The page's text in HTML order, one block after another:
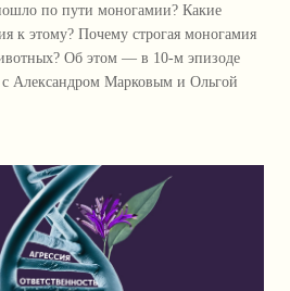
по пути моногамии? Какие
к этому? Почему строгая моногамия
Об этом — в 10-м эпизоде
Александром Марковым и Ольгой